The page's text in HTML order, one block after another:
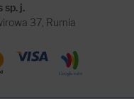
sp. j.
37, Rumia